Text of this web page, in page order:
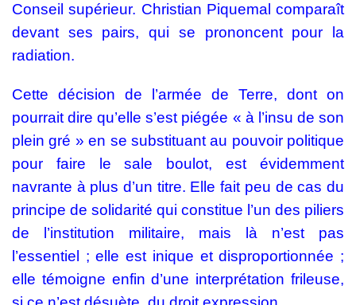
Conseil supérieur. Christian Piquemal comparaît
devant ses pairs, qui se prononcent pour la
radiation.
Cette décision de l’armée de Terre, dont on
pourrait dire qu’elle s’est piégée « à l’insu de son
plein gré » en se substituant au pouvoir politique
pour faire le sale boulot, est évidemment
navrante à plus d’un titre. Elle fait peu de cas du
principe de solidarité qui constitue l’un des piliers
de l’institution militaire, mais là n’est pas
l’essentiel ; elle est inique et disproportionnée ;
elle témoigne enfin d’une interprétation frileuse,